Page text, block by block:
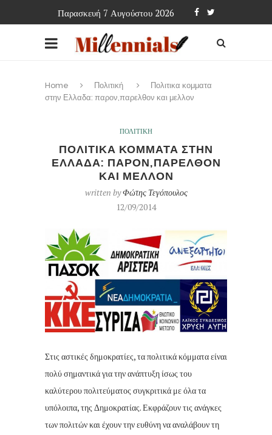
Παρασκευή 7 Αυγούστου 2026
Home Πολιτική
Πολιτικα κομματα
στην Ελλαδα: παρον,παρελθον και μελλον
ΠΟΛΙΤΙΚΗ
ΠΟΛΙΤΙΚΑ ΚΟΜΜΑΤΑ ΣΤΗΝ
ΕΛΛΑΔΑ: ΠΑΡΟΝ,ΠΑΡΕΛΘΟΝ
ΚΑΙ ΜΕΛΛΟΝ
written byΦώτης Τεγόπουλος
12/09/2014
Στις αστικές δημοκρατίες, τα πολιτικά κόμματα είναι
πολύ σημαντικά για την ανάπτυξη ίσως του
καλύτερου πολιτεύματος συγκριτικά με όλα τα
υπόλοιπα, της Δημοκρατίας. Εκφράζουν τις ανάγκες
των πολιτών και έχουν την ευθύνη να αναλάβουν τη